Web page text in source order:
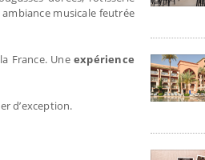
musicale feutrée
France. Uneexpérience
d’exception.